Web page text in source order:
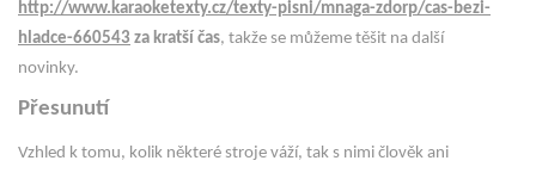
http://www.karaoketexty.cz/texty-pisni/mnaga-zdorp/cas-bezi-
hladce-660543 za kratší čas, takže se můžeme těšit na další
novinky.
Přesunutí
Vzhled k tomu, kolik některé stroje váží, tak s nimi člověk ani